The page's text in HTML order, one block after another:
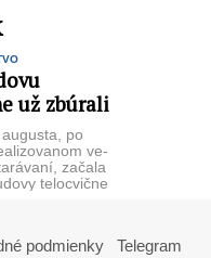
už zbúrali
po
ve­
začala
telocvič­ne
podmienky Telegram